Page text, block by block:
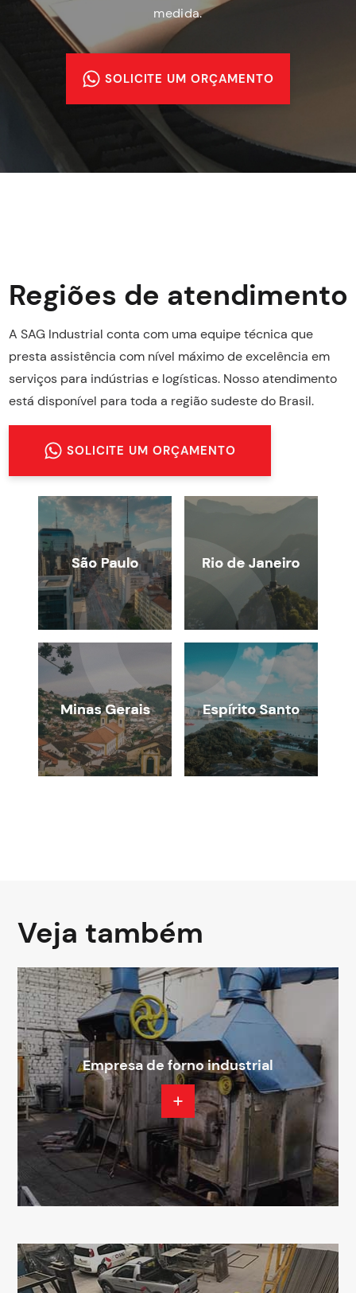
medida.
SOLICITE UM ORÇAMENTO
Regiões de atendimento
A SAG Industrial conta com uma equipe técnica que
presta assistência com nível máximo de excelência em
serviços para indústrias e logísticas. Nosso atendimento
está disponível para toda a região sudeste do Brasil.
SOLICITE UM ORÇAMENTO
Veja também
Empresa de forno industrial